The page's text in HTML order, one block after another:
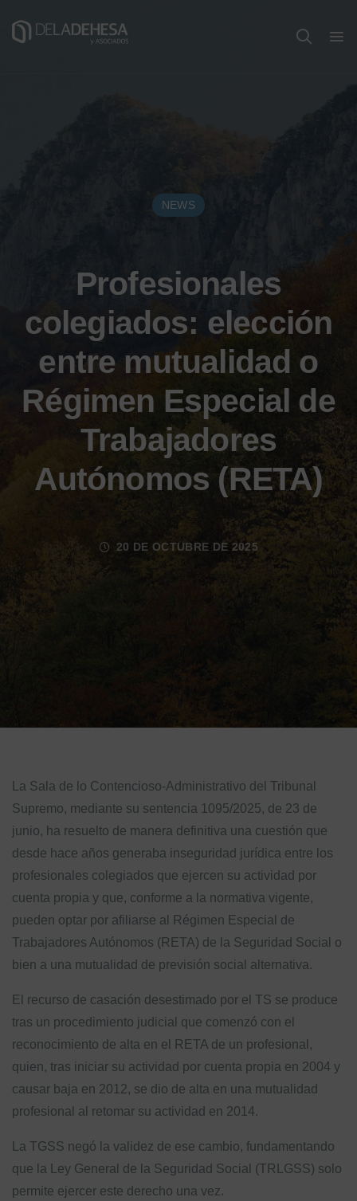
NEWS
Profesionales
colegiados: elección
entre mutualidad o
Régimen Especial de
Trabajadores
Autónomos (RETA)
20 DE OCTUBRE DE 2025
La Sala de lo Contencioso-Administrativo del Tribunal
Supremo, mediante su sentencia 1095/2025, de 23 de
junio, ha resuelto de manera definitiva una cuestión que
desde hace años generaba inseguridad jurídica entre los
profesionales colegiados que ejercen su actividad por
cuenta propia y que, conforme a la normativa vigente,
pueden optar por afiliarse al Régimen Especial de
Trabajadores Autónomos (RETA) de la Seguridad Social o
bien a una mutualidad de previsión social alternativa.
El recurso de casación desestimado por el TS se produce
tras un procedimiento judicial que comenzó con el
reconocimiento de alta en el RETA de un profesional,
quien, tras iniciar su actividad por cuenta propia en 2004 y
causar baja en 2012, se dio de alta en una mutualidad
profesional al retomar su actividad en 2014.
La TGSS negó la validez de ese cambio, fundamentando
que la Ley General de la Seguridad Social (TRLGSS) solo
permite ejercer este derecho una vez.